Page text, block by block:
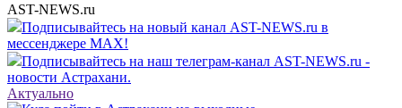
AST-NEWS.ru
Подписывайтесь на новый канал AST-NEWS.ru в
мессенджере MAX!
Подписывайтесь на наш телеграм-канал AST-NEWS.ru -
новости Астрахани.
Актуально